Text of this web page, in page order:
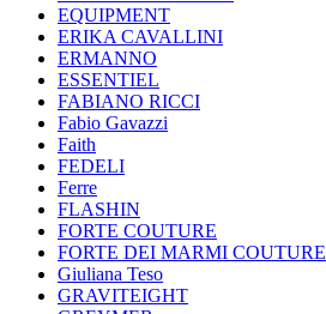
EQUIPMENT
ERIKA CAVALLINI
ERMANNO
ESSENTIEL
FABIANO RICCI
Fabio Gavazzi
Faith
FEDELI
Ferre
FLASHIN
FORTE COUTURE
FORTE DEI MARMI COUTURE
Giuliana Teso
GRAVITEIGHT